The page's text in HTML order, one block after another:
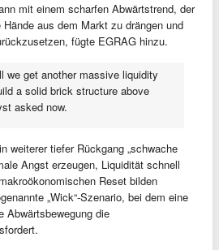
mit einem scharfen Abwärtstrend, der
aus dem Markt zu drängen und
fügte EGRAG hinzu.
we get another massive liquidity
a solid brick structure above
asked now.
weiterer tiefer Rückgang „schwache
Angst erzeugen, Liquidität schnell
Reset bilden
„Wick“-Szenario, bei dem eine
Abwärtsbewegung die